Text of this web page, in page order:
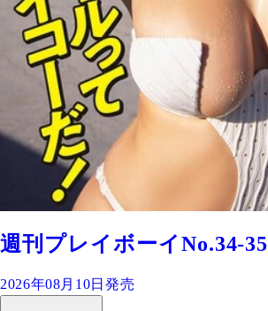
週刊プレイボーイNo.34-35
2026年08月10日発売